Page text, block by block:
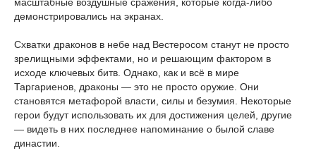
демонстрировались на экранах.
Схватки драконов в небе над Вестеросом станут не просто
зрелищными эффектами, но и решающим фактором в
исходе ключевых битв. Однако, как и всё в мире
Таргариенов, драконы — это не просто оружие. Они
становятся метафорой власти, силы и безумия. Некоторые
герои будут использовать их для достижения целей, другие
— видеть в них последнее напоминание о былой славе
династии.